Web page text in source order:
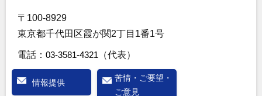
〒100-8929
東京都千代田区霞が関2丁目1番1号
電話： 03-3581-4321 （代表）
情報提供
苦情・ご要望・
ご意見